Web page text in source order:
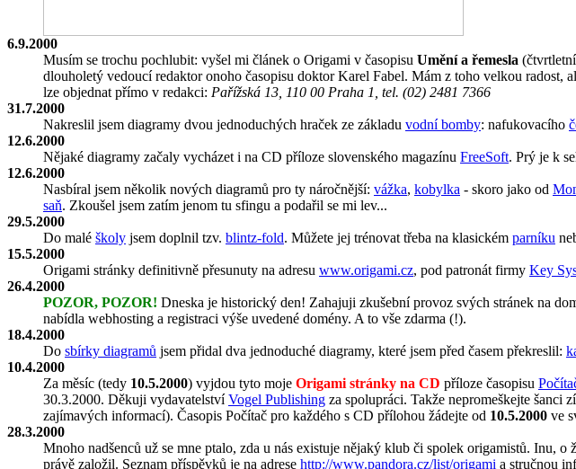
6.9.2000
Musím se trochu pochlubit: vyšel mi článek o Origami v časopisu Umění a řemesla
dlouholetý vedoucí redaktor onoho časopisu doktor Karel Fabel. Mám z toho velkou
lze objednat přímo v redakci: Pařížská 13, 110 00 Praha 1, tel. (02) 2481 7366
31.7.2000
Nakreslil jsem diagramy dvou jednoduchých hraček ze základu vodní bomby: nafukovacího
12.6.2000
Nějaké diagramy začaly vycházet i na CD příloze slovenského magazínu FreeSoft. Prý je k
12.6.2000
Nasbíral jsem několik nových diagramů pro ty náročnější: vážka, kobylka - skoro jako od
saň. Zkoušel jsem zatím jenom tu sfingu a podařil se mi lev...
29.5.2000
Do malé školy jsem doplnil tzv. blintz-fold. Můžete jej trénovat třeba na klasickém parníku
15.5.2000
Origami stránky definitivně přesunuty na adresu www.origami.cz, pod patronát firmy Key
26.4.2000
POZOR, POZOR! Dneska je historický den! Zahajuji zkušební provoz svých stránek na
nabídla webhosting a registraci výše uvedené domény. A to vše zdarma (!).
18.4.2000
Do sbírky diagramů jsem přidal dva jednoduché diagramy, které jsem před časem překreslil:
10.4.2000
Za měsíc (tedy 10.5.2000) vyjdou tyto moje Origami stránky na CD příloze časopisu
30.3.2000. Děkuji vydavatelstvíVogel Publishing za spolupráci. Takže nepromeškejte šanci
zajímavých informací). Časopis Počítač pro každého s CD přílohou žádejte od 10.5.2000 ve
28.3.2000
Mnoho nadšenců už se mne ptalo, zda u nás existuje nějaký klub či spolek origamistů. Inu,
právě založil. Seznam příspěvků je na adrese http://www.pandora.cz/list/origami a stručnou